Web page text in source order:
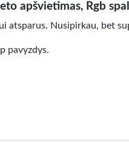
apšvietimas, Rgb
atsparus. Nusipirkau, bet
pavyzdys.